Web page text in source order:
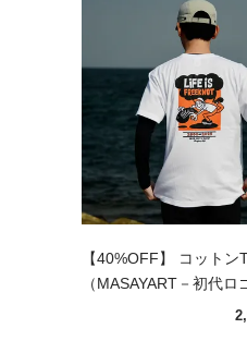
【40%OFF】 コットン
（MASAYART－初代ロ